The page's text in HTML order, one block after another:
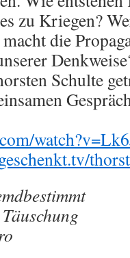
zu Kriegen?
die
Schulte